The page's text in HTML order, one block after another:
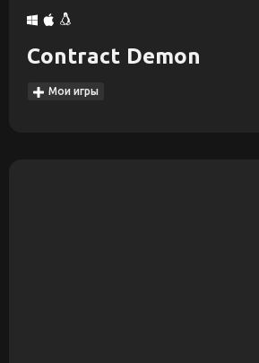
Contract Demon
Мои игры